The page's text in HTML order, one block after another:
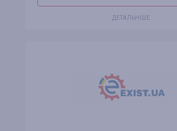
ДЕТАЛЬНІШЕ